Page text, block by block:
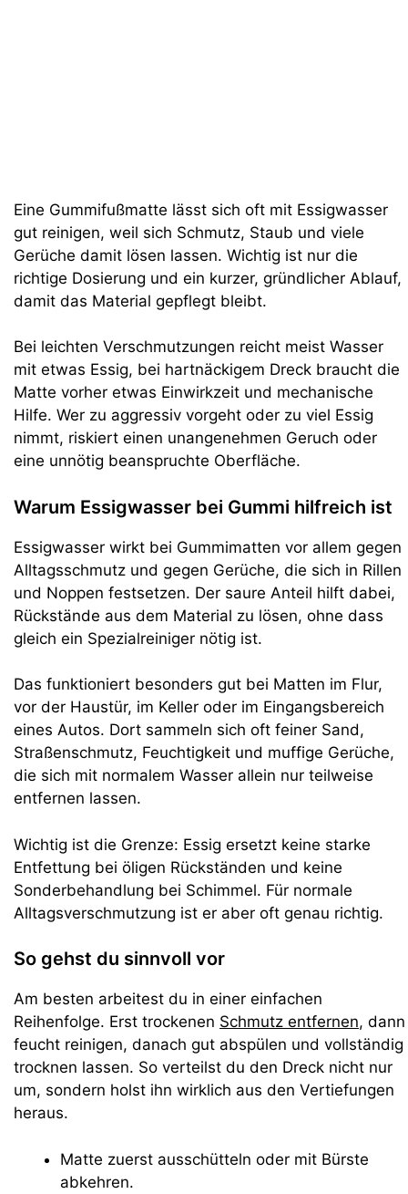
Eine Gummifußmatte lässt sich oft mit Essigwasser
gut reinigen, weil sich Schmutz, Staub und viele
Gerüche damit lösen lassen. Wichtig ist nur die
richtige Dosierung und ein kurzer, gründlicher Ablauf,
damit das Material gepflegt bleibt.
Bei leichten Verschmutzungen reicht meist Wasser
mit etwas Essig, bei hartnäckigem Dreck braucht die
Matte vorher etwas Einwirkzeit und mechanische
Hilfe. Wer zu aggressiv vorgeht oder zu viel Essig
nimmt, riskiert einen unangenehmen Geruch oder
eine unnötig beanspruchte Oberfläche.
Warum Essigwasser bei Gummi hilfreich ist
Essigwasser wirkt bei Gummimatten vor allem gegen
Alltagsschmutz und gegen Gerüche, die sich in Rillen
und Noppen festsetzen. Der saure Anteil hilft dabei,
Rückstände aus dem Material zu lösen, ohne dass
gleich ein Spezialreiniger nötig ist.
Das funktioniert besonders gut bei Matten im Flur,
vor der Haustür, im Keller oder im Eingangsbereich
eines Autos. Dort sammeln sich oft feiner Sand,
Straßenschmutz, Feuchtigkeit und muffige Gerüche,
die sich mit normalem Wasser allein nur teilweise
entfernen lassen.
Wichtig ist die Grenze: Essig ersetzt keine starke
Entfettung bei öligen Rückständen und keine
Sonderbehandlung bei Schimmel. Für normale
Alltagsverschmutzung ist er aber oft genau richtig.
So gehst du sinnvoll vor
Am besten arbeitest du in einer einfachen
Reihenfolge. Erst trockenen Schmutz entfernen, dann
feucht reinigen, danach gut abspülen und vollständig
trocknen lassen. So verteilst du den Dreck nicht nur
um, sondern holst ihn wirklich aus den Vertiefungen
heraus.
Matte zuerst ausschütteln oder mit Bürste
abkehren.